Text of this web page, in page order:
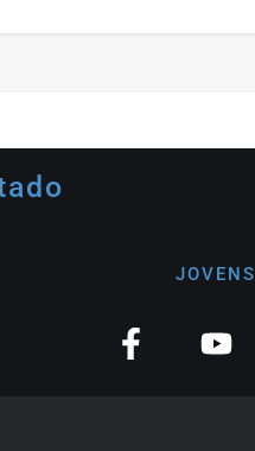
JOVENS